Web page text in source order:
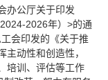
办公厅关于印发
2026年）>的通
会印发的《关于推
动性和创造性，
培训、评估等工作